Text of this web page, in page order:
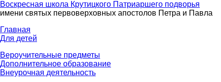
Воскресная школа Крутицкого Патриаршего подворья
имени святых первоверховных апостолов Петра и Павла
Главная
Для детей
Вероучительные предметы
Дополнительное образование
Внеурочная деятельность